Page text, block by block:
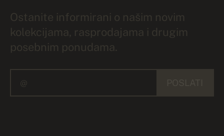
Ostanite informirani o našim novim
kolekcijama, rasprodajama i drugim
posebnim ponudama.